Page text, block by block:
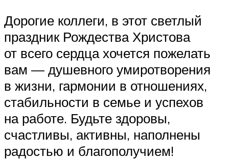
Дорогие коллеги, в этот светлый
праздник Рождества Христова
от всего сердца хочется пожелать
вам — душевного умиротворения
в жизни, гармонии в отношениях,
стабильности в семье и успехов
на работе. Будьте здоровы,
счастливы, активны, наполнены
радостью и благополучием!